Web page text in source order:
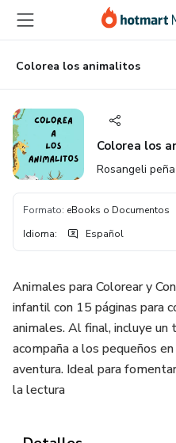
principal
página
de
página
Colorea los animalitos
Colorea los
Rosangeli peña
Formato: eBooks o Documentos
Idioma: Español
Animales para Colorear y
infantil con 15 páginas para
animales. Al final, incluye
acompaña a los pequeños
aventura. Ideal para
la lectura